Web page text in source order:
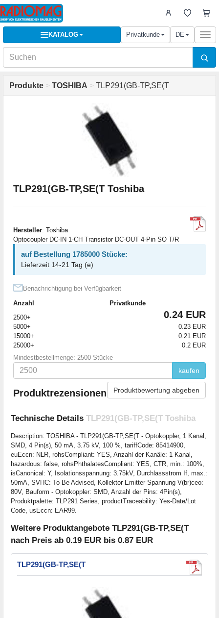
KATALOG Privatkunde DE
Produkte > TOSHIBA > TLP291(GB-TP,SE(T
TLP291(GB-TP,SE(T Toshiba
Hersteller: Toshiba
Optocoupler DC-IN 1-CH Transistor DC-OUT 4-Pin SO T/R
auf Bestellung 1785000 Stücke:
Lieferzeit 14-21 Tag (e)
Benachrichtigung bei Verfügbarkeit
Anzahl
Privatkunde
2500+
0.24 EUR
5000+
0.23 EUR
15000+
0.21 EUR
25000+
0.2 EUR
Mindestbestellmenge: 2500 Stücke
kaufen
Produktrezensionen Produktbewertung abgeben
Technische Details TLP291(GB-TP,SE(T Toshiba
Description: TOSHIBA - TLP291(GB-TP,SE(T - Optokoppler, 1 Kanal,
SMD, 4 Pin(s), 50 mA, 3.75 kV, 100 %, tariffCode: 85414900,
euEccn: NLR, rohsCompliant: YES, Anzahl der Kanäle: 1 Kanal,
hazardous: false, rohsPhthalatesCompliant: YES, CTR, min.: 100%,
isCanonical: Y, Isolationsspannung: 3.75kV, Durchlassstrom If, max.:
50mA, SVHC: To Be Advised, Kollektor-Emitter-Spannung V(br)ceo:
80V, Bauform - Optokoppler: SMD, Anzahl der Pins: 4Pin(s),
Produktpalette: TLP291 Series, productTraceability: Yes-Date/Lot
Code, usEccn: EAR99.
Weitere Produktangebote TLP291(GB-TP,SE(T
nach Preis ab 0.19 EUR bis 0.87 EUR
TLP291(GB-TP,SE(T